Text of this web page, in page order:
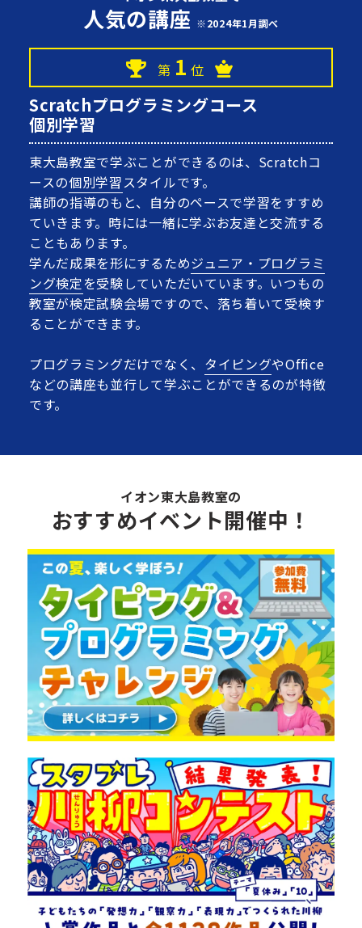
人気の講座 ※2024年1月調べ
第 1 位
Scratchプログラミングコース
個別学習
東大島教室で学ぶことができるのは、Scratchコ
ースの個別学習スタイルです。
講師の指導のもと、自分のペースで学習をすすめ
ていきます。時には一緒に学ぶお友達と交流する
こともあります。
学んだ成果を形にするためジュニア・プログラミ
ング検定を受験していただいています。いつもの
教室が検定試験会場ですので、落ち着いて受検す
ることができます。
プログラミングだけでなく、 タイピングやOffice
などの講座も並行して学ぶことができるのが特徴
です。
イオン東大島教室の
おすすめイベント開催中！